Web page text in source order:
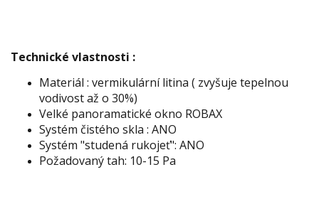
Technické vlastnosti :
Materiál : vermikulární litina ( zvyšuje tepelnou
vodivost až o 30%)
Velké panoramatické okno ROBAX
Systém čistého skla : ANO
Systém "studená rukojeť": ANO
Požadovaný tah: 10-15 Pa